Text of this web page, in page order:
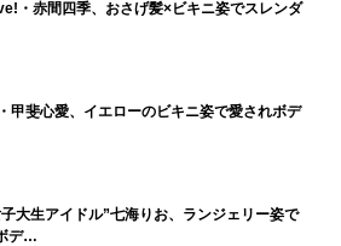
・赤間四季、おさげ髪×ビキニ姿でスレンダ
甲斐心愛、イエローのビキニ姿で愛されボデ
大生アイドル”七海りお、ランジェリー姿で
デ…